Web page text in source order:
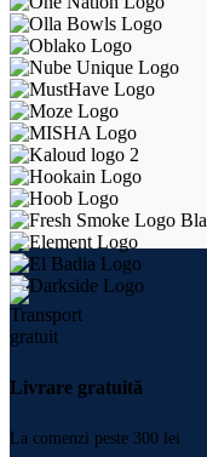
Livrare gratuită
La comenzi peste 300 lei